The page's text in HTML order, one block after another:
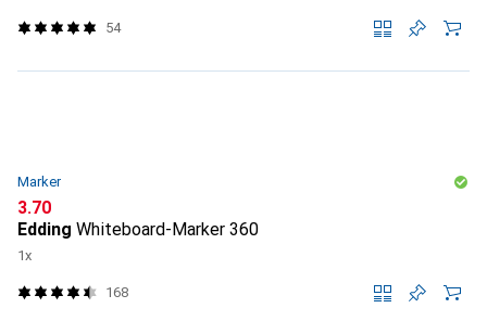
54
Marker
CHF
3.70
Edding Whiteboard-Marker 360
1x
168